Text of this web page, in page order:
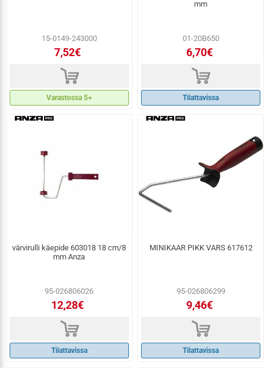
15-0149-243000
7,52€
d
Varastossa 5+
mm
01-20B650
6,70€
d
Tilattavissa
värvirulli käepide 603018 18 cm/8
mm Anza
95-026806026
12,28€
d
Tilattavissa
MINIKAAR PIKK VARS 617612
95-026806299
9,46€
d
Tilattavissa